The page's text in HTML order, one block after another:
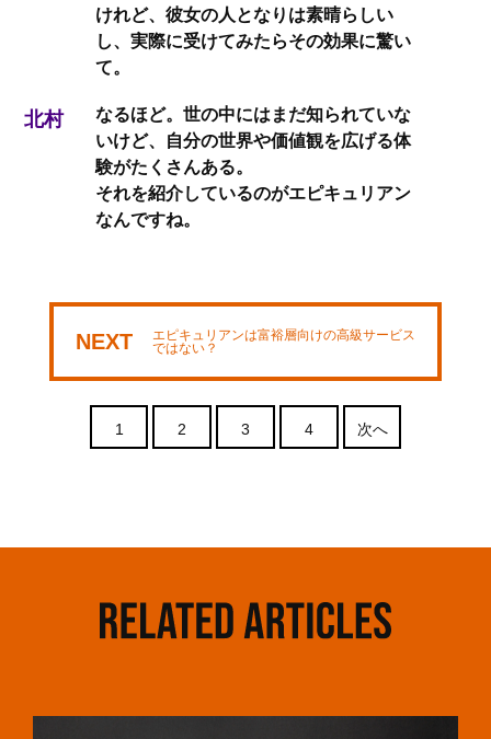
けれど、彼女の人となりは素晴らしい
し、実際に受けてみたらその効果に驚い
て。
北村
なるほど。世の中にはまだ知られていな
いけど、自分の世界や価値観を広げる体
験がたくさんある。
それを紹介しているのがエピキュリアン
なんですね。
NEXT
エピキュリアンは富裕層向けの高級サービス
ではない？
1 2 3 4 次へ